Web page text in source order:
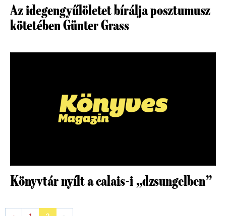
Az idegengyűlöletet bírálja posztumusz
kötetében Günter Grass
Könyvtár nyílt a calais-i „dzsungelben”